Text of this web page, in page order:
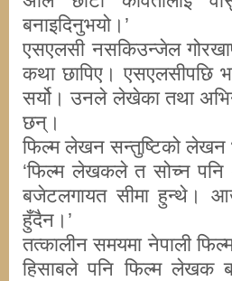
बनाइदिनुभयो।’
एसएलसी नसकिउन्जेल
कथा छापिए। एसएलसीपछि
सर्यो। उनले लेखेका तथा
छन्।
फिल्म लेखन सन्तुष्टिको
‘फिल्म लेखकले त सोच्न पनि
बजेटलगायत सीमा हुन्थे।
हुँदैन।’
तत्कालीन समयमा नेपाली
हिसाबले पनि फिल्म लेखक